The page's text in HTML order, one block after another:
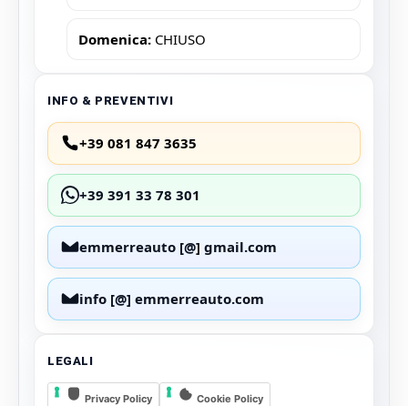
Domenica: CHIUSO
INFO & PREVENTIVI
+39 081 847 3635
+39 391 33 78 301
emmerreauto [@] gmail.com
info [@] emmerreauto.com
LEGALI
Privacy Policy Cookie Policy